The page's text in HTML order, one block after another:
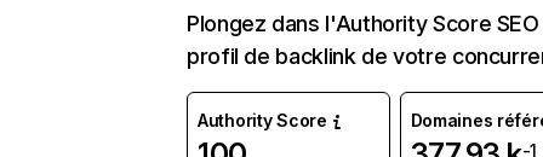
Plongez dans l'Authority Score
profil de backlink de votre
Authority Score Domaines
-1